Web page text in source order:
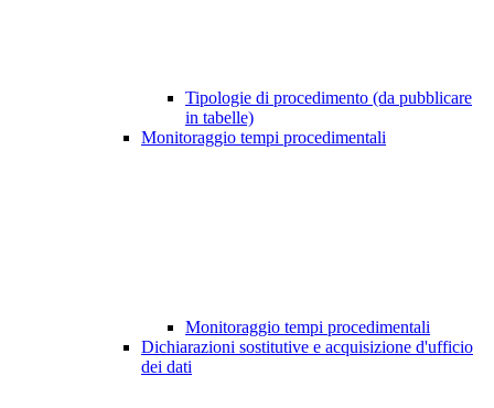
Tipologie di procedimento (da pubblicare
in tabelle)
Monitoraggio tempi procedimentali
Monitoraggio tempi procedimentali
Dichiarazioni sostitutive e acquisizione d'ufficio
dei dati